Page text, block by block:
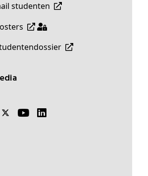
studenten